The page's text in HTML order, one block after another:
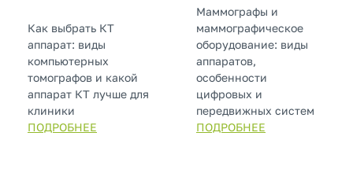
Как выбрать КТ
аппарат: виды
компьютерных
томографов и какой
аппарат КТ лучше для
клиники
ПОДРОБНЕЕ
Маммографы и
маммографическое
оборудование: виды
аппаратов,
особенности
цифровых и
передвижных систем
ПОДРОБНЕЕ